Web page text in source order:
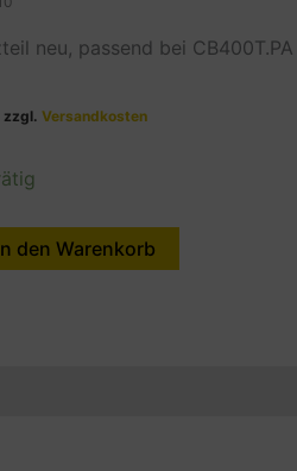
neu, passend bei
zzgl.Versandkosten
den Warenkorb